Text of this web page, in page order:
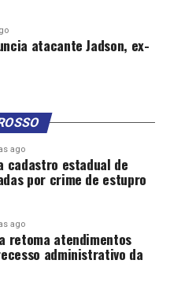
atacante Jadson, ex-
ago
cadastro estadual de
por crime de estupro
ago
retoma atendimentos
administrativo da